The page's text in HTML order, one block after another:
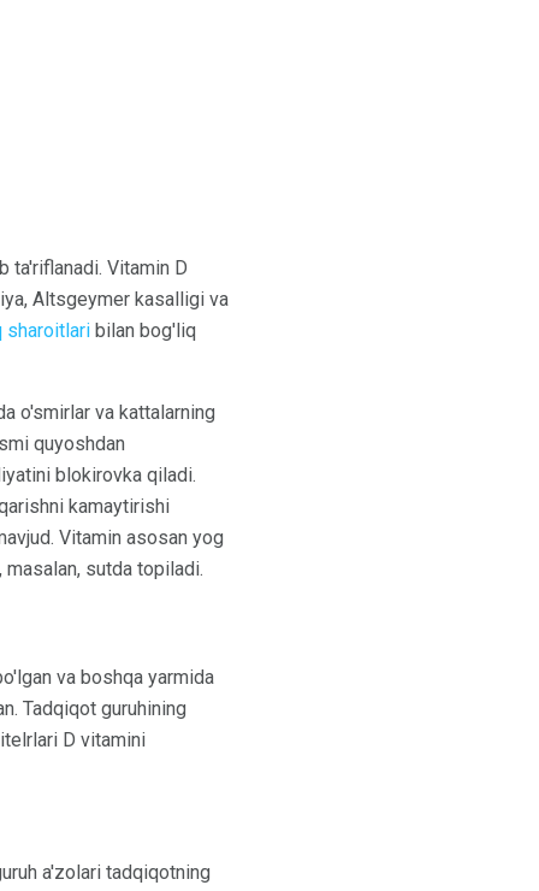
ta'riflanadi. Vitamin D
Altsgeymer kasalligi va
sharoitlari bilan bog'liq
o'smirlar va kattalarning
quyoshdan
blokirovka qiladi.
kamaytirishi
Vitamin asosan yog
sutda topiladi.
va boshqa yarmida
Tadqiqot guruhining
D vitamini
a'zolari tadqiqotning